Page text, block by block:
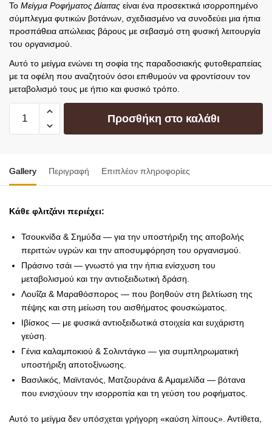
Το Μείγμα Ροφήματος Δίαιτας είναι ένα προσεκτικά ισορροπημένο
σύμπλεγμα φυτικών βοτάνων, σχεδιασμένο να συνοδεύει μια ήπια
προσπάθεια απώλειας βάρους με σεβασμό στη φυσική λειτουργία
του οργανισμού.
Αυτό το μείγμα ενώνει τη σοφία της παραδοσιακής φυτοθεραπείας
με τα οφέλη που αναζητούν όσοι επιθυμούν να φροντίσουν τον
μεταβολισμό τους με ήπιο και φυσικό τρόπο.
Προσθήκη στο καλάθι
Gallery Περιγραφή Επιπλέον πληροφορίες
Κάθε φλιτζάνι περιέχει:
Τσουκνίδα & Σημύδα — για την υποστήριξη της αποβολής
περιττών υγρών και την αποσυμφόρηση του οργανισμού.
Πράσινο τσάι — γνωστό για την ήπια ενίσχυση του
μεταβολισμού και την αντιοξειδωτική δράση.
Λουΐζα & Μαραθόσπορος — που βοηθούν στη βελτίωση της
πέψης και στη μείωση του αισθήματος φουσκώματος.
Ιβίσκος — με φυσικά αντιοξειδωτικά στοιχεία και ευχάριστη
γεύση.
Γένια καλαμποκιού & Σολιντάγκο — για συμπληρωματική
υποστήριξη αποτοξίνωσης.
Βασιλικός, Μαϊντανός, Ματζουράνα & Αμαμελίδα — βότανα
που ενισχύουν την ισορροπία και τη γεύση του ροφήματος.
Αυτό το μείγμα δεν υπόσχεται γρήγορη «καύση λίπους». Αντίθετα,